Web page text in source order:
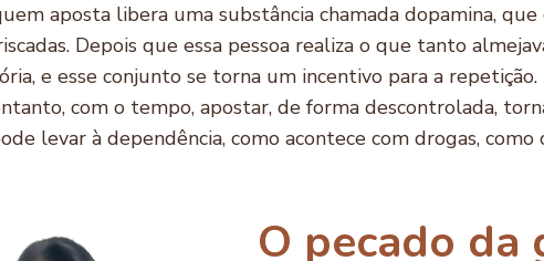
aposta libera uma substância chamada dopamina,
Depois que essa pessoa realiza o que tanto
e esse conjunto se torna um incentivo para a
com o tempo, apostar, de forma descontrolada,
levar à dependência, como acontece com drogas, como
O pecado da